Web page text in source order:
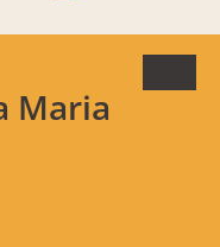
Maria